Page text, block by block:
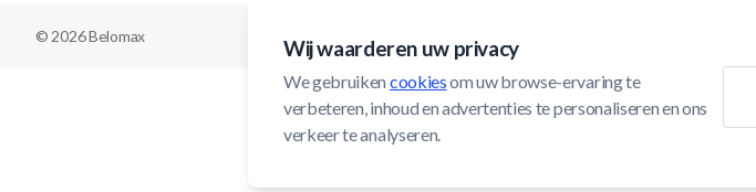
Wij waarderen uw privacy
We gebruiken cookies om uw browse-ervaring te
verbeteren, inhoud en advertenties te personaliseren en ons
verkeer te analyseren.
© 2026 Belomax